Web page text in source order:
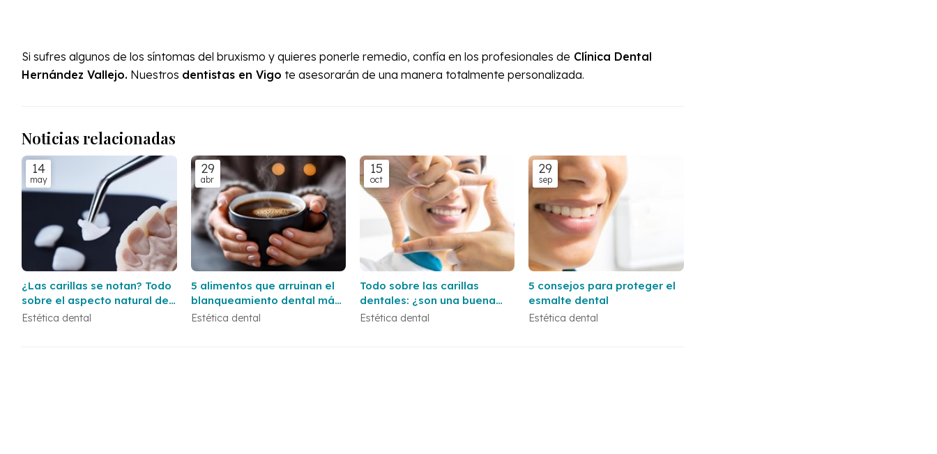
Si sufres algunos de los síntomas del bruxismo y quieres ponerle remedio, confía en los profesionales de Clínica Dental
Hernández Vallejo. Nuestros dentistas en Vigo te asesorarán de una manera totalmente personalizada.
Noticias relacionadas
14
may
¿Las carillas se notan? Todo
sobre el aspecto natural del
resultado
Estética dental
29
abr
5 alimentos que arruinan el
blanqueamiento dental más
rápido de lo que crees
Estética dental
15
oct
Todo sobre las carillas
dentales: ¿son una buena
opción para ti?
Estética dental
29
sep
5 consejos para proteger el
esmalte dental
Estética dental